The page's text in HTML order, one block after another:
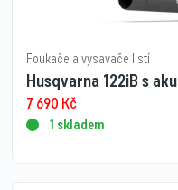
Foukače a vysavače listí
Husqvarna 122iB s
7 690 Kč
1 skladem